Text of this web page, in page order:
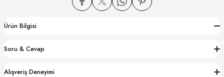
Ürün Bilgisi
Soru & Cevap
Alışveriş Deneyimi